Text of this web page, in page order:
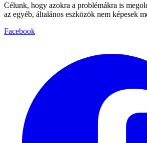
Célunk, hogy azokra a problémákra is
az egyéb, általános eszközök nem képesek
Facebook